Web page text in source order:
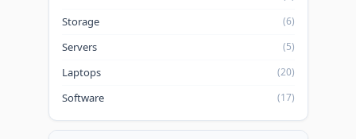
Storage (6)
Servers (5)
Laptops (20)
Software (17)